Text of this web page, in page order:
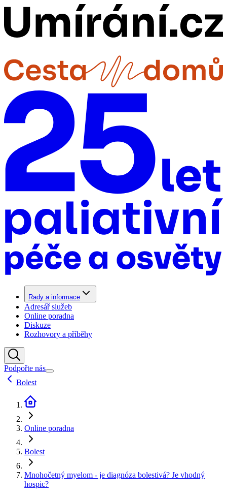
Rady a informace
Adresář služeb
Online poradna
Diskuze
Rozhovory a příběhy
Podpořte nás
Bolest
Online poradna
Bolest
Mnohočetný myelom - je diagnóza bolestivá? Je vhodný
hospic?